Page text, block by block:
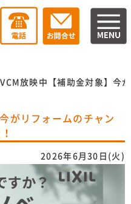
放映中【補助金対象】今
がリフォームのチャン
2026年6月30日(火)